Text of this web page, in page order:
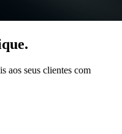
aos seus clientes com